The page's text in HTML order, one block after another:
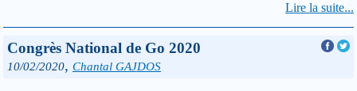
Lire la suite...
Congrès National de Go 2020
10/02/2020, Chantal GAJDOS